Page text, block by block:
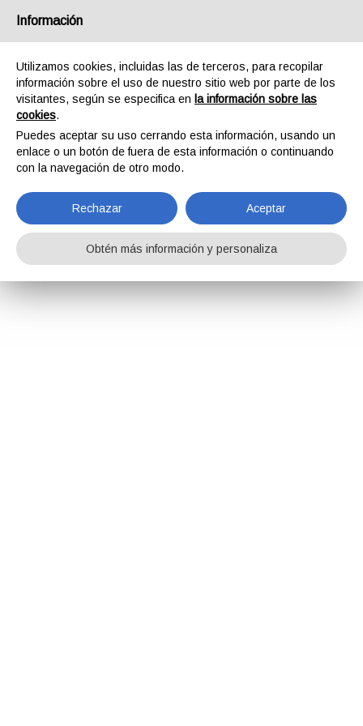
Información
Utilizamos cookies, incluidas las de terceros, para recopilar
información sobre el uso de nuestro sitio web por parte de los
visitantes, según se especifica en la información sobre las
cookies.
Puedes aceptar su uso cerrando esta información, usando un
enlace o un botón de fuera de esta información o continuando
con la navegación de otro modo.
Rechazar Aceptar
Obtén más información y personaliza